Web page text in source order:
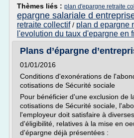
Thèmes liés : plan d'epargne retraite
epargne salariale d
retraite collectif/ plan d epargne
l'evolution du taux d'epargne en
Plans d’épargne
01/01/2016
Conditions d'exonérations de
cotisations de Sécurité sociale
Pour bénéficier d'une exclusion de
cotisations de Sécurité sociale,
l'employeur doit satisfaire à
d'éligibilité, relatives à la mise en
d'épargne déjà présentées :